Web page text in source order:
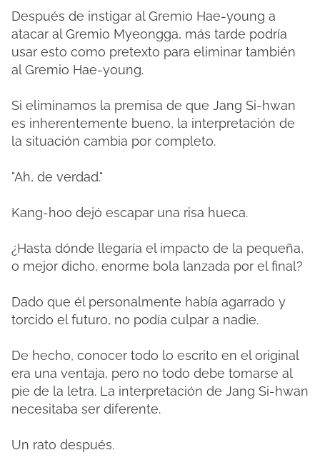
Después de instigar al Gremio Hae-young a
atacar al Gremio Myeongga, más tarde podría
usar esto como pretexto para eliminar también
al Gremio Hae-young.
Si eliminamos la premisa de que Jang Si-hwan
es inherentemente bueno, la interpretación de
la situación cambia por completo.
"Ah, de verdad."
Kang-hoo dejó escapar una risa hueca.
¿Hasta dónde llegaría el impacto de la pequeña,
o mejor dicho, enorme bola lanzada por el final?
Dado que él personalmente había agarrado y
torcido el futuro, no podía culpar a nadie.
De hecho, conocer todo lo escrito en el original
era una ventaja, pero no todo debe tomarse al
pie de la letra. La interpretación de Jang Si-hwan
necesitaba ser diferente.
Un rato después.